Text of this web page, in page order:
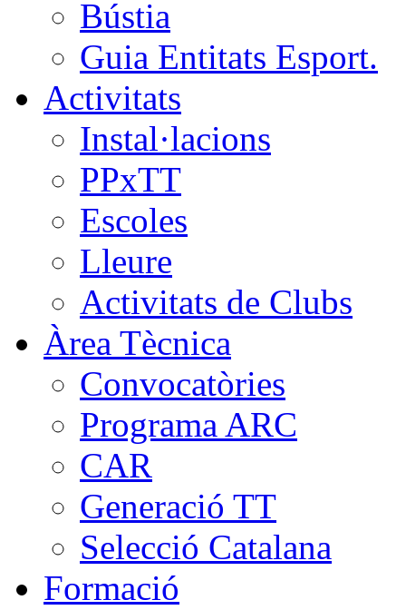
Bústia
Guia Entitats Esport.
Activitats
Instal·lacions
PPxTT
Escoles
Lleure
Activitats de Clubs
Àrea Tècnica
Convocatòries
Programa ARC
CAR
Generació TT
Selecció Catalana
Formació